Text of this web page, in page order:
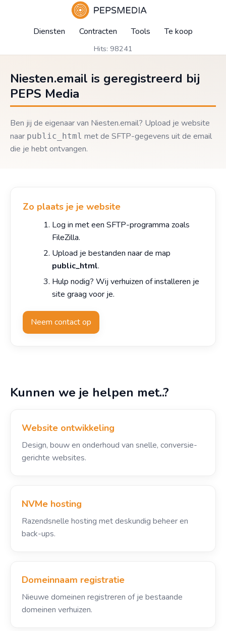
Diensten Contracten Tools Te koop
Hits: 98241
Niesten.email is geregistreerd bij
PEPS Media
Ben jij de eigenaar van Niesten.email? Upload je website
naar public_html met de SFTP-gegevens uit de email
die je hebt ontvangen.
Zo plaats je je website
Log in met een SFTP-programma zoals
FileZilla.
Upload je bestanden naar de map
public_html.
Hulp nodig? Wij verhuizen of installeren je
site graag voor je.
Neem contact op
Kunnen we je helpen met..?
Website ontwikkeling
Design, bouw en onderhoud van snelle, conversie-
gerichte websites.
NVMe hosting
Razendsnelle hosting met deskundig beheer en
back-ups.
Domeinnaam registratie
Nieuwe domeinen registreren of je bestaande
domeinen verhuizen.